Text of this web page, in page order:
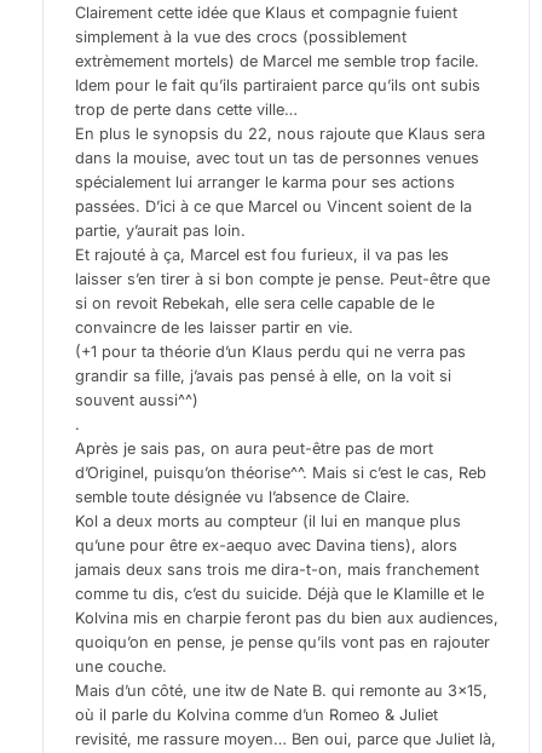
Clairement cette idée que Klaus et compagnie fuient
simplement à la vue des crocs (possiblement
extrèmement mortels) de Marcel me semble trop facile.
Idem pour le fait qu’ils partiraient parce qu’ils ont subis
trop de perte dans cette ville…
En plus le synopsis du 22, nous rajoute que Klaus sera
dans la mouise, avec tout un tas de personnes venues
spécialement lui arranger le karma pour ses actions
passées. D’ici à ce que Marcel ou Vincent soient de la
partie, y’aurait pas loin.
Et rajouté à ça, Marcel est fou furieux, il va pas les
laisser s’en tirer à si bon compte je pense. Peut-être que
si on revoit Rebekah, elle sera celle capable de le
convaincre de les laisser partir en vie.
(+1 pour ta théorie d’un Klaus perdu qui ne verra pas
grandir sa fille, j’avais pas pensé à elle, on la voit si
souvent aussi^^)
.
Après je sais pas, on aura peut-être pas de mort
d’Originel, puisqu’on théorise^^. Mais si c’est le cas, Reb
semble toute désignée vu l’absence de Claire.
Kol a deux morts au compteur (il lui en manque plus
qu’une pour être ex-aequo avec Davina tiens), alors
jamais deux sans trois me dira-t-on, mais franchement
comme tu dis, c’est du suicide. Déjà que le Klamille et le
Kolvina mis en charpie feront pas du bien aux audiences,
quoiqu’on en pense, je pense qu’ils vont pas en rajouter
une couche.
Mais d’un côté, une itw de Nate B. qui remonte au 3×15,
où il parle du Kolvina comme d’un Romeo & Juliet
revisité, me rassure moyen… Ben oui, parce que Juliet là,